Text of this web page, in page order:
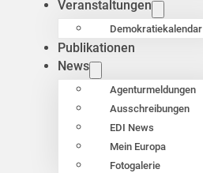
Veranstaltungen
Demokratiekalendar
Publikationen
News
Agenturmeldungen
Ausschreibungen
EDI News
Mein Europa
Fotogalerie